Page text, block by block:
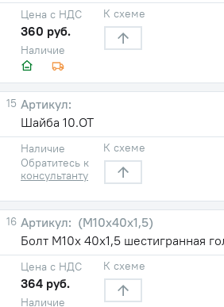
Наличие
Цена с НДС
360 руб.
К схеме
15
Шайба 10.ОТ
Наличие
Обратитесь к
консультанту
К схеме
16
(М10х40х1,5)
Болт М10х 40х1,5 шестигранная
Наличие
Цена с НДС
364 руб.
К схеме